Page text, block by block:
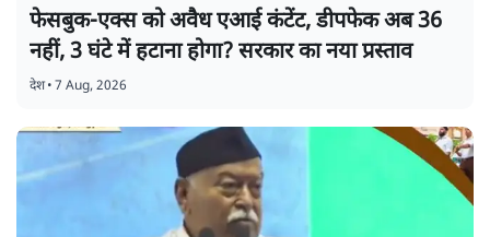
फेसबुक-एक्स को अवैध एआई कंटेंट, डीपफेक अब 36
नहीं, 3 घंटे में हटाना होगा? सरकार का नया प्रस्ताव
देश•7 Aug, 2026